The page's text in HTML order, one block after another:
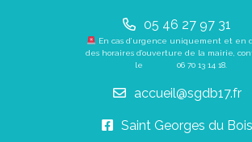
05 46 27 97 31
En cas d’urgence uniquement et en
des horaires d’ouverture de la mairie,
le 06 70 13 14 18
accueil@sgdb17.fr
Saint Georges du Bois